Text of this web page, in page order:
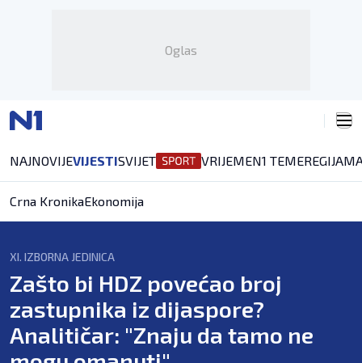
Oglas
NAJNOVIJEVIJESTISVIJET VRIJEMEN1 TEMEREGIJA
Crna KronikaEkonomija
XI. IZBORNA JEDINICA
Zašto bi HDZ povećao broj
zastupnika iz dijaspore?
Analitičar: "Znaju da tamo ne